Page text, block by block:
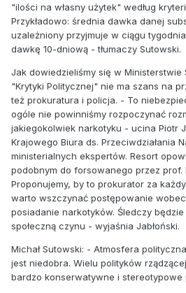
"ilości na własny użytek" według
Przykładowo: średnia dawka danej
uzależniony przyjmuje w ciągu
dawkę 10-dniową - tłumaczy Sutowski.
Jak dowiedzieliśmy się w
"Krytyki Politycznej" nie ma szans na
też prokuratura i policja. - To
ogóle nie powinniśmy rozpoczynać
jakiegokolwiek narkotyku - ucina Piotr
Krajowego Biura ds. Przeciwdziałania
ministerialnych ekspertów. Resort
podobnym do forsowanego przez prof.
Proponujemy, by to prokurator za
warto wszczynać postępowanie
posiadanie narkotyków. Śledczy
społeczną czynu - wyjaśnia Jabłoński.
Michał Sutowski: - Atmosfera
jest niedobra. Wielu polityków
bardzo konserwatywne i stereotypowe